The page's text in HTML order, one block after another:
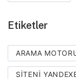
Etiketler
ARAMA
SITENI